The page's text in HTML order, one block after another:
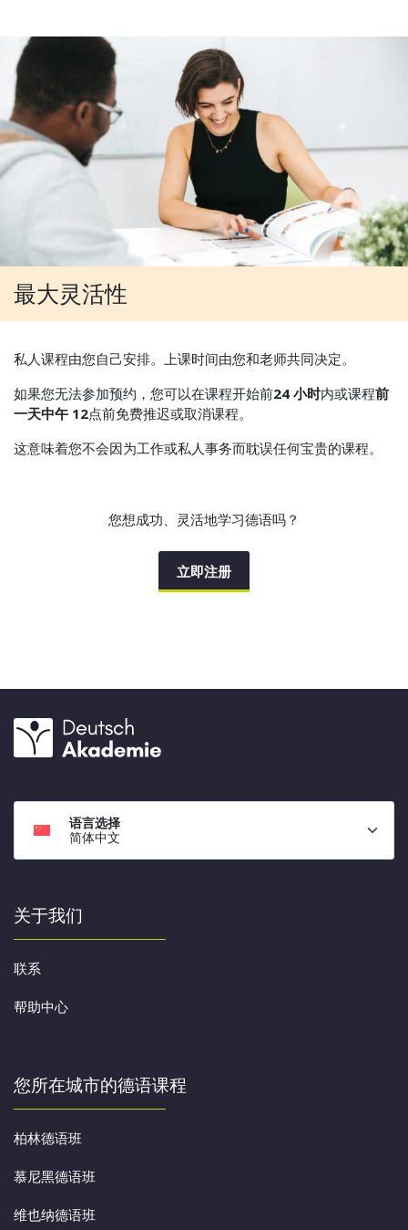
最大灵活性
私人课程由您自己安排。上课时间由您和老师共同决定。
如果您无法参加预约，您可以在课程开始前24 小时内或课程前
一天中午 12点前免费推迟或取消课程。
这意味着您不会因为工作或私人事务而耽误任何宝贵的课程。
您想成功、灵活地学习德语吗？
立即注册
语言选择
简体中文
关于我们
联系
帮助中心
您所在城市的德语课程
柏林德语班
慕尼黑德语班
维也纳德语班